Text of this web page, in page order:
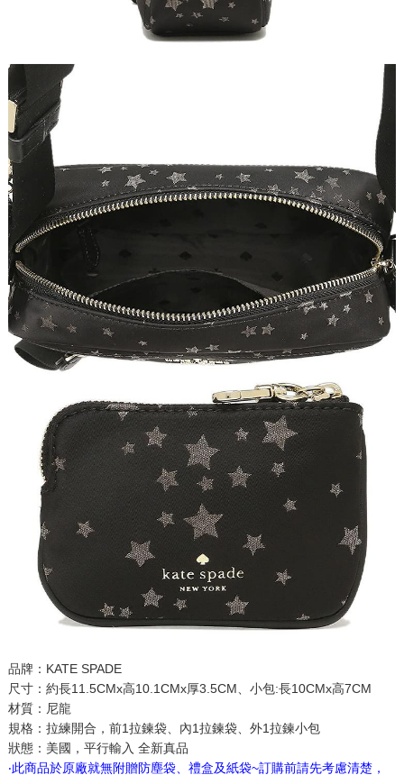
品牌：KATE SPADE
尺寸：約長11.5CMx高10.1CMx厚3.5CM、小包:長10CMx高7CM
材質：尼龍
規格：拉練開合，前1拉鍊袋、內1拉鍊袋、外1拉鍊小包
狀態：美國，平行輸入 全新真品
‧此商品於原廠就無附贈防塵袋、禮盒及紙袋~訂購前請先考慮清楚，